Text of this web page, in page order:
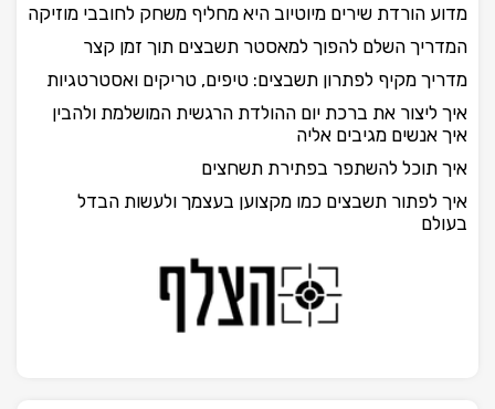
מדוע הורדת שירים מיוטיוב היא מחליף משחק לחובבי מוזיקה
המדריך השלם להפוך למאסטר תשבצים תוך זמן קצר
מדריך מקיף לפתרון תשבצים: טיפים, טריקים ואסטרטגיות
איך ליצור את ברכת יום ההולדת הרגשית המושלמת ולהבין
איך אנשים מגיבים אליה
איך תוכל להשתפר בפתירת תשחצים
איך לפתור תשבצים כמו מקצוען בעצמך ולעשות הבדל
בעולם